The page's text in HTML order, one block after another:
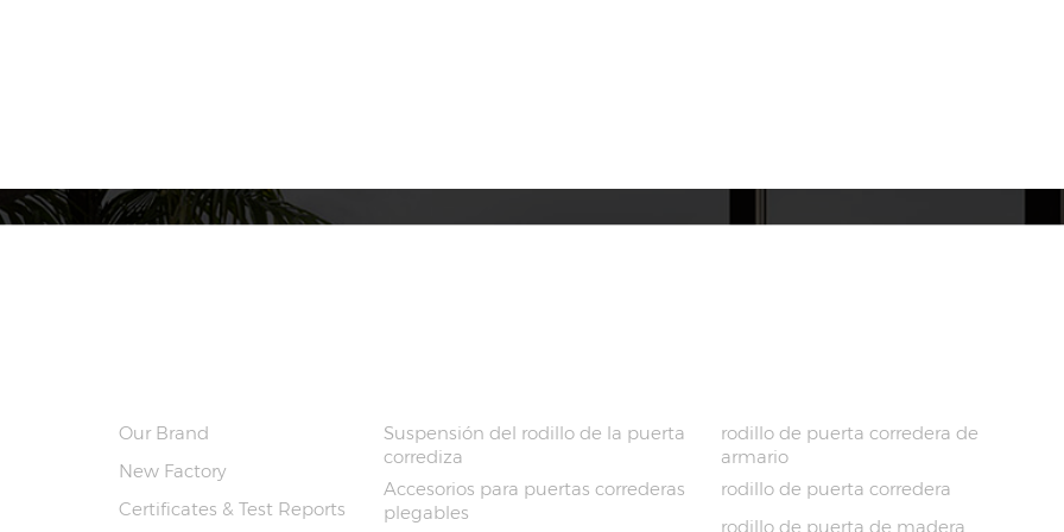
Our Brand
New Factory
Certificates & Test Reports
Suspensión del rodillo de la puerta
corrediza
Accesorios para puertas correderas
plegables
rodillo de puerta corredera de
armario
rodillo de puerta corredera
rodillo de puerta de madera